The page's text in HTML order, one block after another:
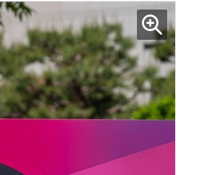
런…李 대통령, 경질 결단해야”
[하반기 업무보고]산업부, 1600조
메가프로젝트 속도전…'산업자원안
보기금' 신설해 공급망 사수
돌려차기 피해자 불러 놓고 “돌려차
기 한번 해라”…선 넘은 친한계